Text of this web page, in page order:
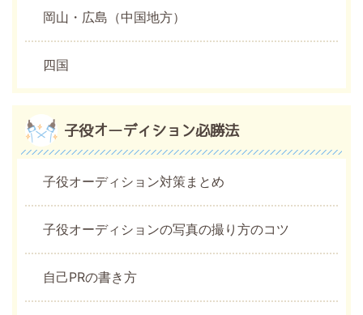
岡山・広島（中国地方）
四国
子役オーディション必勝法
子役オーディション対策まとめ
子役オーディションの写真の撮り方のコツ
自己PRの書き方